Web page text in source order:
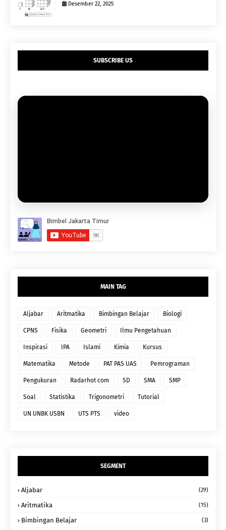
Desember 22, 2025
SUBSCRIBE US
MAIN TAG
Aljabar Aritmatika Bimbingan Belajar Biologi
CPNS Fisika Geometri Ilmu Pengetahuan
Inspirasi IPA Islami Kimia Kursus
Matematika Metode PAT PAS UAS Pemrograman
Pengukuran Radarhot com SD SMA SMP
Soal Statistika Trigonometri Tutorial
UN UNBK USBN UTS PTS video
SEGMENT
Aljabar (29)
Aritmatika (15)
Bimbingan Belajar (3)